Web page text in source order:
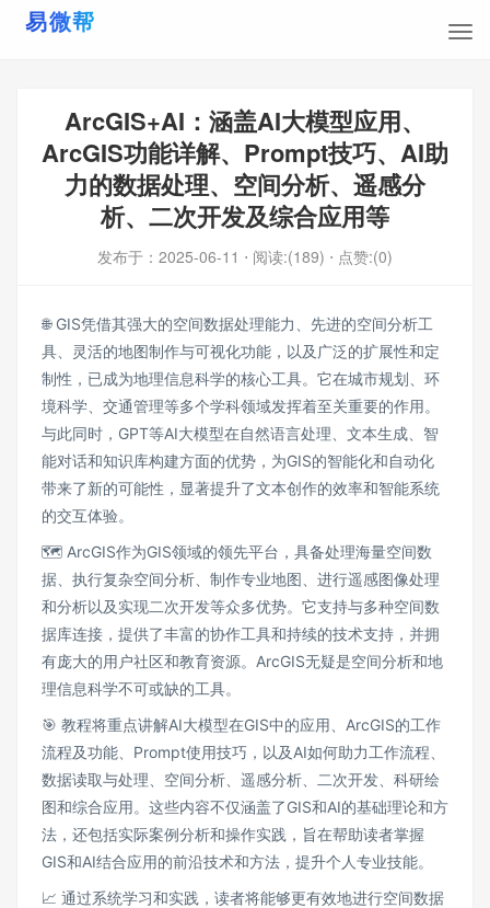
ArcGIS+AI：涵盖AI大模型应用、
ArcGIS功能详解、Prompt技巧、AI助
力的数据处理、空间分析、遥感分
析、二次开发及综合应用等
发布于： 2025-06-11 ⋅ 阅读:(189) ⋅ 点赞:(0)
🌐 GIS凭借其强大的空间数据处理能力、先进的空间分析工
具、灵活的地图制作与可视化功能，以及广泛的扩展性和定
制性，已成为地理信息科学的核心工具。它在城市规划、环
境科学、交通管理等多个学科领域发挥着至关重要的作用。
与此同时，GPT等AI大模型在自然语言处理、文本生成、智
能对话和知识库构建方面的优势，为GIS的智能化和自动化
带来了新的可能性，显著提升了文本创作的效率和智能系统
的交互体验。
🗺 ArcGIS作为GIS领域的领先平台，具备处理海量空间数
据、执行复杂空间分析、制作专业地图、进行遥感图像处理
和分析以及实现二次开发等众多优势。它支持与多种空间数
据库连接，提供了丰富的协作工具和持续的技术支持，并拥
有庞大的用户社区和教育资源。ArcGIS无疑是空间分析和地
理信息科学不可或缺的工具。
🎯 教程将重点讲解AI大模型在GIS中的应用、ArcGIS的工作
流程及功能、Prompt使用技巧，以及AI如何助力工作流程、
数据读取与处理、空间分析、遥感分析、二次开发、科研绘
图和综合应用。这些内容不仅涵盖了GIS和AI的基础理论和方
法，还包括实际案例分析和操作实践，旨在帮助读者掌握
GIS和AI结合应用的前沿技术和方法，提升个人专业技能。
📈 通过系统学习和实践，读者将能够更有效地进行空间数据